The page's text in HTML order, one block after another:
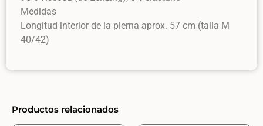
Medidas
Longitud interior de la pierna aprox. 57 cm (talla M
40/42)
Productos relacionados